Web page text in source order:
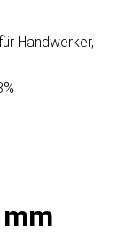
Handwerker,